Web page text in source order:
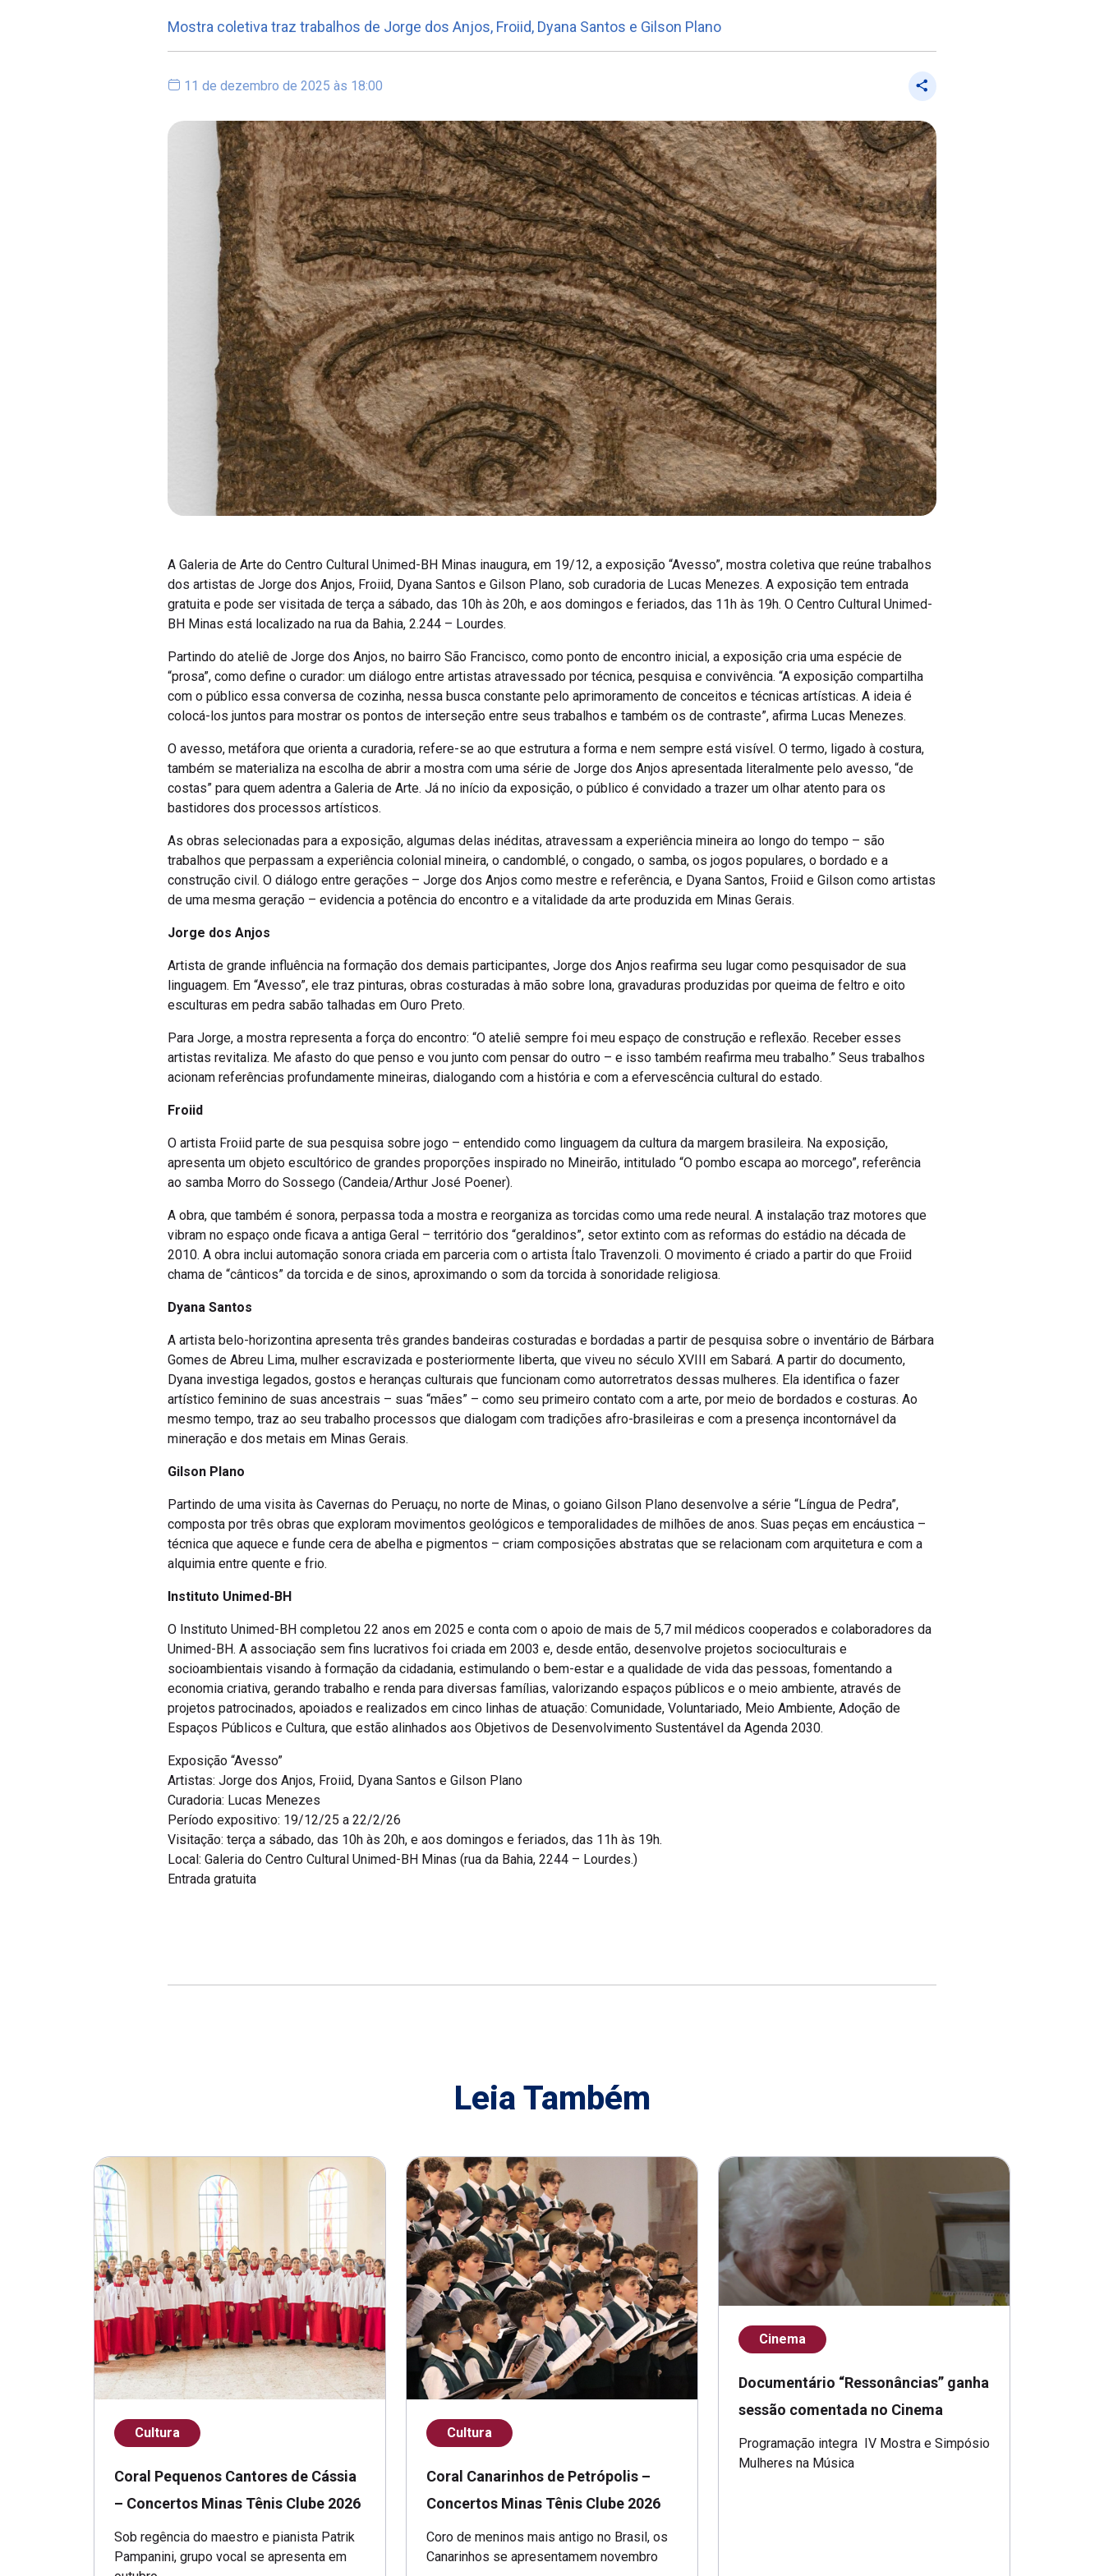
Mostra coletiva traz trabalhos de Jorge dos Anjos, Froiid, Dyana Santos e Gilson Plano
11 de dezembro de 2025 às 18:00
A Galeria de Arte do Centro Cultural Unimed-BH Minas inaugura, em 19/12, a exposição “Avesso”, mostra coletiva que reúne trabalhos
dos artistas de Jorge dos Anjos, Froiid, Dyana Santos e Gilson Plano, sob curadoria de Lucas Menezes. A exposição tem entrada
gratuita e pode ser visitada de terça a sábado, das 10h às 20h, e aos domingos e feriados, das 11h às 19h. O Centro Cultural Unimed-
BH Minas está localizado na rua da Bahia, 2.244 – Lourdes.
Partindo do ateliê de Jorge dos Anjos, no bairro São Francisco, como ponto de encontro inicial, a exposição cria uma espécie de
“prosa”, como define o curador: um diálogo entre artistas atravessado por técnica, pesquisa e convivência. “A exposição compartilha
com o público essa conversa de cozinha, nessa busca constante pelo aprimoramento de conceitos e técnicas artísticas. A ideia é
colocá-los juntos para mostrar os pontos de interseção entre seus trabalhos e também os de contraste”, afirma Lucas Menezes.
O avesso, metáfora que orienta a curadoria, refere-se ao que estrutura a forma e nem sempre está visível. O termo, ligado à costura,
também se materializa na escolha de abrir a mostra com uma série de Jorge dos Anjos apresentada literalmente pelo avesso, “de
costas” para quem adentra a Galeria de Arte. Já no início da exposição, o público é convidado a trazer um olhar atento para os
bastidores dos processos artísticos.
As obras selecionadas para a exposição, algumas delas inéditas, atravessam a experiência mineira ao longo do tempo – são
trabalhos que perpassam a experiência colonial mineira, o candomblé, o congado, o samba, os jogos populares, o bordado e a
construção civil. O diálogo entre gerações – Jorge dos Anjos como mestre e referência, e Dyana Santos, Froiid e Gilson como artistas
de uma mesma geração – evidencia a potência do encontro e a vitalidade da arte produzida em Minas Gerais.
Jorge dos Anjos
Artista de grande influência na formação dos demais participantes, Jorge dos Anjos reafirma seu lugar como pesquisador de sua
linguagem. Em “Avesso”, ele traz pinturas, obras costuradas à mão sobre lona, gravaduras produzidas por queima de feltro e oito
esculturas em pedra sabão talhadas em Ouro Preto.
Para Jorge, a mostra representa a força do encontro: “O ateliê sempre foi meu espaço de construção e reflexão. Receber esses
artistas revitaliza. Me afasto do que penso e vou junto com pensar do outro – e isso também reafirma meu trabalho.” Seus trabalhos
acionam referências profundamente mineiras, dialogando com a história e com a efervescência cultural do estado.
Froiid
O artista Froiid parte de sua pesquisa sobre jogo – entendido como linguagem da cultura da margem brasileira. Na exposição,
apresenta um objeto escultórico de grandes proporções inspirado no Mineirão, intitulado “O pombo escapa ao morcego”, referência
ao samba Morro do Sossego (Candeia/Arthur José Poener).
A obra, que também é sonora, perpassa toda a mostra e reorganiza as torcidas como uma rede neural. A instalação traz motores que
vibram no espaço onde ficava a antiga Geral – território dos “geraldinos”, setor extinto com as reformas do estádio na década de
2010. A obra inclui automação sonora criada em parceria com o artista Ítalo Travenzoli. O movimento é criado a partir do que Froiid
chama de “cânticos” da torcida e de sinos, aproximando o som da torcida à sonoridade religiosa.
Dyana Santos
A artista belo-horizontina apresenta três grandes bandeiras costuradas e bordadas a partir de pesquisa sobre o inventário de Bárbara
Gomes de Abreu Lima, mulher escravizada e posteriormente liberta, que viveu no século XVIII em Sabará. A partir do documento,
Dyana investiga legados, gostos e heranças culturais que funcionam como autorretratos dessas mulheres. Ela identifica o fazer
artístico feminino de suas ancestrais – suas “mães” – como seu primeiro contato com a arte, por meio de bordados e costuras. Ao
mesmo tempo, traz ao seu trabalho processos que dialogam com tradições afro-brasileiras e com a presença incontornável da
mineração e dos metais em Minas Gerais.
Gilson Plano
Partindo de uma visita às Cavernas do Peruaçu, no norte de Minas, o goiano Gilson Plano desenvolve a série “Língua de Pedra”,
composta por três obras que exploram movimentos geológicos e temporalidades de milhões de anos. Suas peças em encáustica –
técnica que aquece e funde cera de abelha e pigmentos – criam composições abstratas que se relacionam com arquitetura e com a
alquimia entre quente e frio.
Instituto Unimed-BH
O Instituto Unimed-BH completou 22 anos em 2025 e conta com o apoio de mais de 5,7 mil médicos cooperados e colaboradores da
Unimed-BH. A associação sem fins lucrativos foi criada em 2003 e, desde então, desenvolve projetos socioculturais e
socioambientais visando à formação da cidadania, estimulando o bem-estar e a qualidade de vida das pessoas, fomentando a
economia criativa, gerando trabalho e renda para diversas famílias, valorizando espaços públicos e o meio ambiente, através de
projetos patrocinados, apoiados e realizados em cinco linhas de atuação: Comunidade, Voluntariado, Meio Ambiente, Adoção de
Espaços Públicos e Cultura, que estão alinhados aos Objetivos de Desenvolvimento Sustentável da Agenda 2030.
Exposição “Avesso”
Artistas: Jorge dos Anjos, Froiid, Dyana Santos e Gilson Plano
Curadoria: Lucas Menezes
Período expositivo: 19/12/25 a 22/2/26
Visitação: terça a sábado, das 10h às 20h, e aos domingos e feriados, das 11h às 19h.
Local: Galeria do Centro Cultural Unimed-BH Minas (rua da Bahia, 2244 – Lourdes.)
Entrada gratuita
Leia Também
Cultura
Coral Pequenos Cantores de Cássia
– Concertos Minas Tênis Clube 2026
Sob regência do maestro e pianista Patrik
Pampanini, grupo vocal se apresenta em
Cultura
Coral Canarinhos de Petrópolis –
Concertos Minas Tênis Clube 2026
Coro de meninos mais antigo no Brasil, os
Canarinhos se apresentamem novembro
Cinema
Documentário “Ressonâncias” ganha
sessão comentada no Cinema
Programação integra IV Mostra e Simpósio
Mulheres na Música